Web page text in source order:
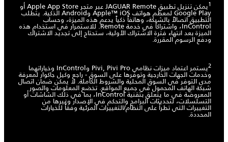
1 يمكن تنزيل تطبيق JAGUAR Remote عبر متجر Apple App Store أو
Google Play لمعظم هواتف Apple™ iOS وAndroid الذكية. يتطلب
التطبيق اتصالاً بالشبكة، وهاتفاً ذكياً يدعم هذه الميزة، وحساب
InControl، واشتراكاً في خدمة Remote. للاستمرار في استخدام هذه
الميزة بعد انتهاء فترة الاشتراك الأولية، ستحتاج إلى تجديد الاشتراك
ودفع الرسوم المقررة.
2 يستمر اعتماد ميزات نظامي Pivi, Pivi Pro وInControl وخياراتهما
وخدمات الجهات الخارجية وتوفرها على السوق - راجع وكيل جاكوار لمعرفة
مدى التوفر في السوق المحلية والشروط الكاملة. لا يمكن ضمان اتصال
شبكة الهاتف المحمول في جميع المواقع. تخضع المعلومات والصور
المعروضة في ما يتعلق بتقنية InControl، بما في ذلك الشاشات أو
التسلسلات، لتحديثات البرامج والتحكم في الإصدار وغيرها من
التغييرات التي تطرأ على النظام/التغييرات المرئية وفقاً للخيارات
المحددة.